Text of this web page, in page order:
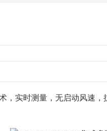
，实时测量，无启动风速